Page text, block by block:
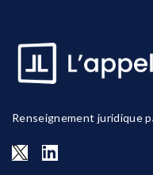
Renseignement juridique